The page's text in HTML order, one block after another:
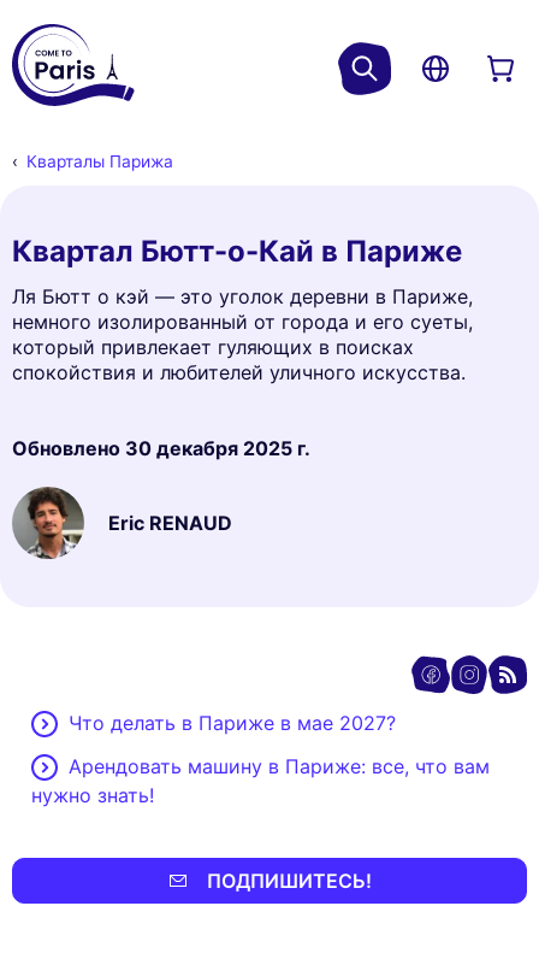
Кварталы Парижа
Квартал Бютт-о-Кай в Париже
Ля Бютт о кэй — это уголок деревни в Париже,
немного изолированный от города и его суеты,
который привлекает гуляющих в поисках
спокойствия и любителей уличного искусства.
Обновлено 30 декабря 2025 г.
Eric RENAUD
Что делать в Париже в мае 2027?
Арендовать машину в Париже: все, что вам
нужно знать!
ПОДПИШИТЕСЬ!